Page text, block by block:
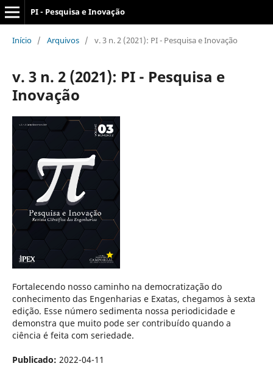
PI - Pesquisa e Inovação
Início / Arquivos / v. 3 n. 2 (2021): PI - Pesquisa e Inovação
v. 3 n. 2 (2021): PI - Pesquisa e
Inovação
Fortalecendo nosso caminho na democratização do
conhecimento das Engenharias e Exatas, chegamos à sexta
edição. Esse número sedimenta nossa periodicidade e
demonstra que muito pode ser contribuído quando a
ciência é feita com seriedade.
Publicado: 2022-04-11